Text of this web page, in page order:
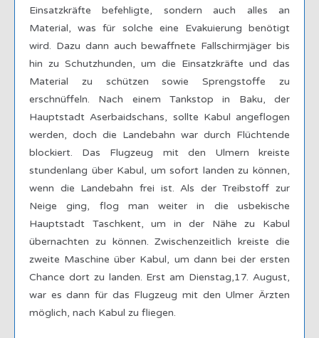
Einsatzkräfte befehligte, sondern auch alles an
Material, was für solche eine Evakuierung benötigt
wird. Dazu dann auch bewaffnete Fallschirmjäger bis
hin zu Schutzhunden, um die Einsatzkräfte und das
Material zu schützen sowie Sprengstoffe zu
erschnüffeln. Nach einem Tankstop in Baku, der
Hauptstadt Aserbaidschans, sollte Kabul angeflogen
werden, doch die Landebahn war durch Flüchtende
blockiert. Das Flugzeug mit den Ulmern kreiste
stundenlang über Kabul, um sofort landen zu können,
wenn die Landebahn frei ist. Als der Treibstoff zur
Neige ging, flog man weiter in die usbekische
Hauptstadt Taschkent, um in der Nähe zu Kabul
übernachten zu können. Zwischenzeitlich kreiste die
zweite Maschine über Kabul, um dann bei der ersten
Chance dort zu landen. Erst am Dienstag,17. August,
war es dann für das Flugzeug mit den Ulmer Ärzten
möglich, nach Kabul zu fliegen.